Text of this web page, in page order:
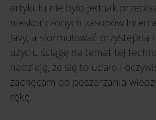
artykułu nie było jednak
nieskończonych zasobów
Javy, a sformułować przystępną
użyciu ściągę na temat tej
nadzieję, że się to udało i
zachęcam do poszerzania
rękę!